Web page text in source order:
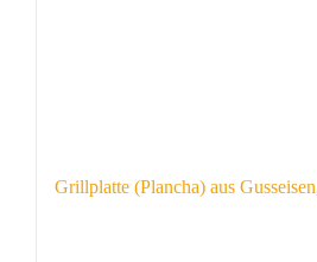
Grillplatte (Plancha) aus